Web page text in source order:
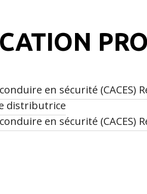
en sécurité
distributrice
en sécurité